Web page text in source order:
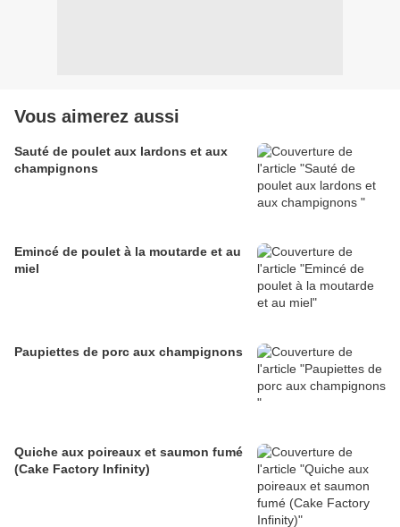
Vous aimerez aussi
Sauté de poulet aux lardons et aux
champignons
Emincé de poulet à la moutarde et au
miel
Paupiettes de porc aux champignons
Quiche aux poireaux et saumon fumé
(Cake Factory Infinity)